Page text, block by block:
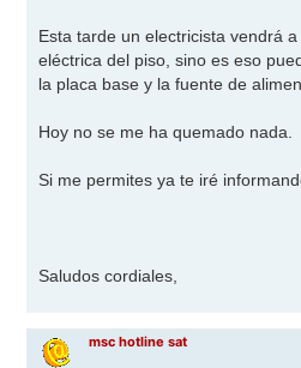
Esta tarde un electricista vendrá
eléctrica del piso, sino es eso
la placa base y la fuente de
Hoy no se me ha quemado nada.
Si me permites ya te iré
Saludos cordiales,
msc hotline sat